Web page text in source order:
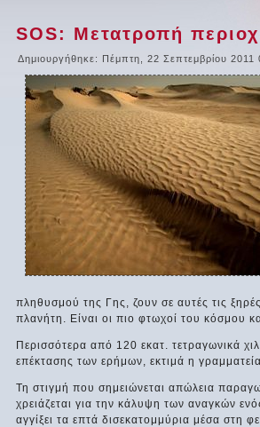
SOS: Μετατροπή
Δημιουργήθηκε: Πέμπτη, 22 Σεπτεμβρίου 2011
πληθυσμού της Γης, ζουν σε αυτές τις
πλανήτη. Είναι οι πιο φτωχοί του κόσμου
Περισσότερα από 120 εκατ. τετραγωνικά
επέκτασης των ερήμων, εκτιμά η
Τη στιγμή που σημειώνεται απώλεια
χρειάζεται για την κάλυψη των αναγκών
αγγίξει τα επτά δισεκατομμύρια μέσα στη